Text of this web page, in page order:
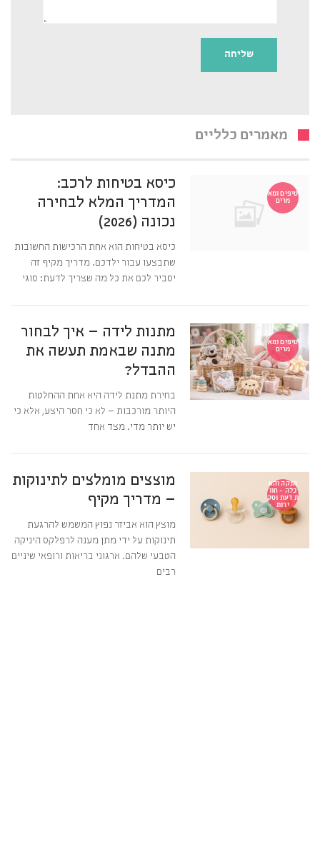
מאמרים כלליים
טיפים ומא
מרים
כיסא בטיחות לרכב:
המדריך המלא לבחירה
נכונה (2026)
כיסא בטיחות הוא אחת הרכישות החשובות
שתבצעו עבור ילדכם. מדריך מקיף זה
יסביר לכם את כל מה שצריך לדעת: סוגי
טיפים ומא
מרים
מתנות לידה – איך לבחור
מתנה שבאמת תעשה את
ההבדל?
בחירת מתנת לידה היא אחת ההחלטות
היותר מורכבות – לא כי חסר היצע, אלא כי
יש יותר מדי. מצד אחד
הנקה והא
כלה - חוו
ת דעת וסק
ירות
מוצצים מומלצים לתינוקות
– מדריך מקיף
מוצץ הוא אביזר נפוץ המשמש להרגעת
תינוקות על ידי מתן מענה לרפלקס היניקה
הטבעי שלהם. ארגוני בריאות ורופאי שיניים
רבים